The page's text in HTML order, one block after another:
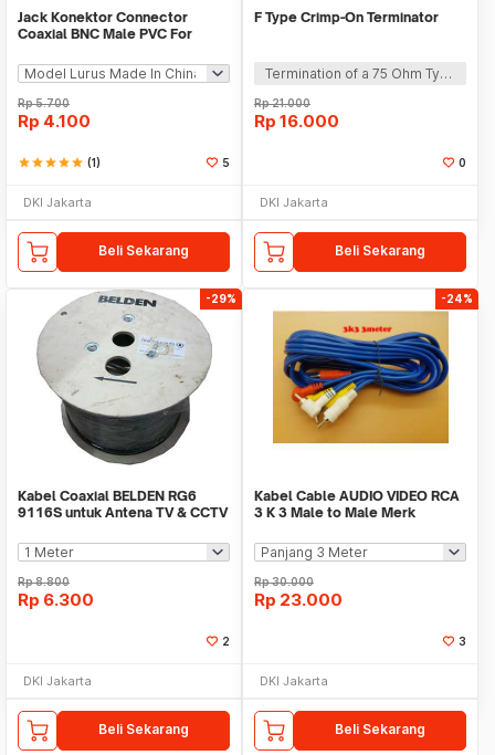
Jack Konektor Connector
Coaxial BNC Male PVC For
Rp5.700
Rp 4.100
starstarstarstarstar (1) 5
DKI Jakarta
Beli Sekarang
F Type Crimp-On Terminator
Termination of a 75 Ohm Type F line
Rp21.000
Rp 16.000
0
DKI Jakarta
Beli Sekarang
-29%
Kabel Coaxial BELDEN RG6
9116S untuk Antena TV & CCTV
Rp8.800
Rp 6.300
2
DKI Jakarta
Beli Sekarang
-24%
Kabel Cable AUDIO VIDEO RCA
3 K 3 Male to Male Merk
Rp30.000
Rp 23.000
3
DKI Jakarta
Beli Sekarang